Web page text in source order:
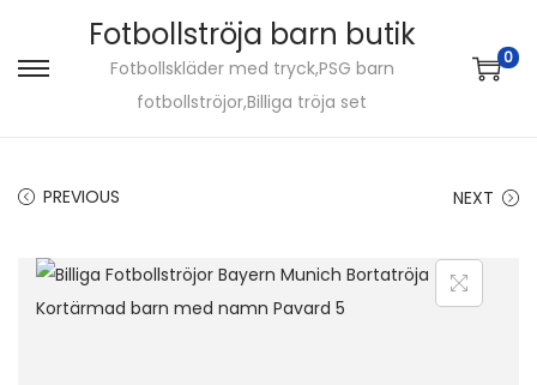
k
n
a
k
c
o
Fotbollströja barn butik
Fotbollskläder med tryck,PSG barn
fotbollströjor,Billiga tröja set
0
PREVIOUS NEXT